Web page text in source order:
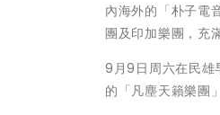
內海外的「朴子電
團及印加樂團，充
9月9日周六在民雄
的「凡塵天籟樂團